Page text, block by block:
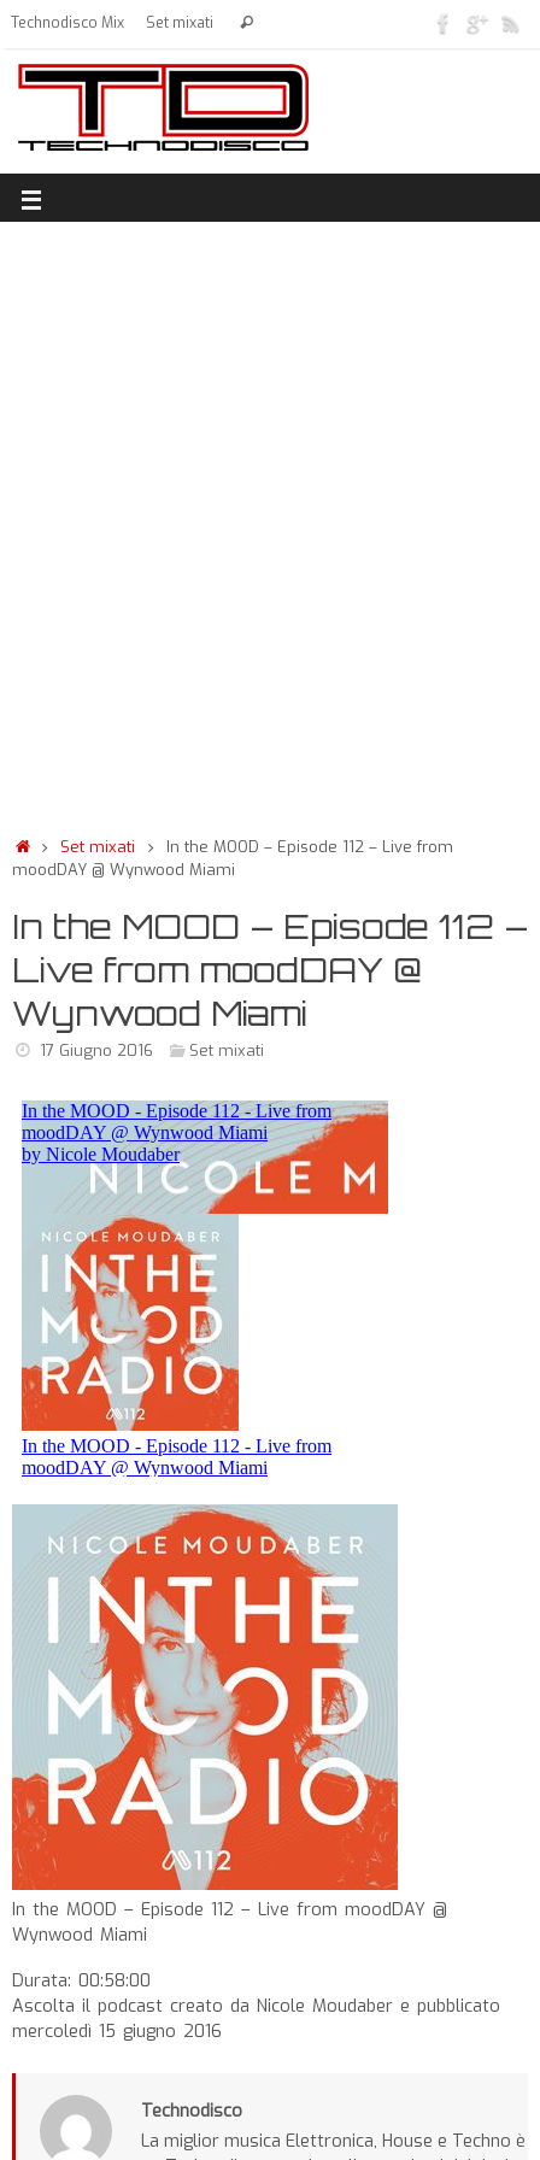
Technodisco Mix Set mixati
Set mixati
In the MOOD – Episode 112 – Live from
moodDAY @ Wynwood Miami
In the MOOD – Episode 112 –
Live from moodDAY @
Wynwood Miami
17 Giugno 2016 Set mixati
In the MOOD – Episode 112 – Live from moodDAY @
Wynwood Miami
Durata: 00:58:00
Ascolta il podcast creato da Nicole Moudaber e pubblicato
mercoledì 15 giugno 2016
Technodisco
La miglior musica Elettronica, House e Techno è